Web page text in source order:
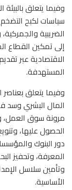
وفيما يتعلق
سياسات لكبح
الضريبية
إلى تمكين القطاع
الاقتصادية عبر
المستهدفة.
وفيما يتعلق بعناصر
المال البشري وسد
مرونة سوق العمل،
الحصول عليها،
دور البنوك
المعرفة، وتحفيز
وتأمين سلاسل
الأساسية.